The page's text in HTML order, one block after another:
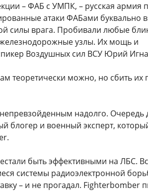
– ФАБ с УМПК, – русская армия
атаки ФАБами буквально
силы врага. Пробивали любые
узлы. Их мощь и
Воздушных сил ВСУ Юрий
теоретически можно, но сбить их
надолго. Очередь
блогер и военный эксперт,
быть эффективными на ЛБС.
системы радиоэлектронной
– и не прогадал. Fighterbomber